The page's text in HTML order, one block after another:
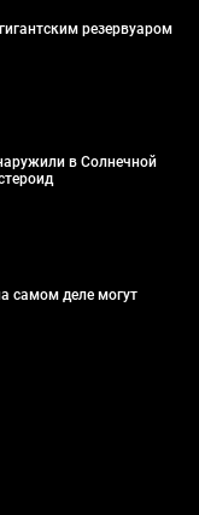
резервуаром
в Солнечной
самом деле могут